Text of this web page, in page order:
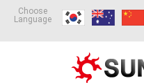
Choose
Language